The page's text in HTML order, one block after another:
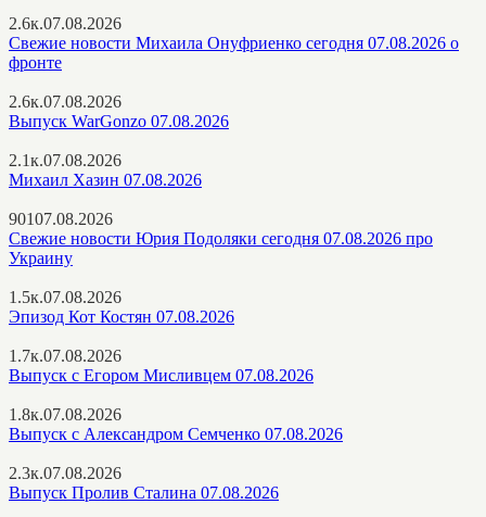
2.6к.07.08.2026
Свежие новости Михаила Онуфриенко сегодня 07.08.2026 о
фронте
2.6к.07.08.2026
Выпуск WarGonzo 07.08.2026
2.1к.07.08.2026
Михаил Хазин 07.08.2026
90107.08.2026
Свежие новости Юрия Подоляки сегодня 07.08.2026 про
Украину
1.5к.07.08.2026
Эпизод Кот Костян 07.08.2026
1.7к.07.08.2026
Выпуск с Егором Мисливцем 07.08.2026
1.8к.07.08.2026
Выпуск с Александром Семченко 07.08.2026
2.3к.07.08.2026
Выпуск Пролив Сталина 07.08.2026